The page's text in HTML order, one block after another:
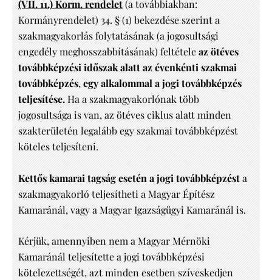
(VII. 11.) Korm. rendelet(a továbbiakban:
Kormányrendelet) 34. § (1) bekezdése szerint a
szakmagyakorlás folytatásának (a jogosultsági
engedély meghosszabbításának) feltételeaz ötéves
továbbképzési időszak alatt az évenkénti szakmai
továbbképzés,egy alkalommal a jogi továbbképzés
teljesítése.Ha a szakmagyakorlónak több
jogosultsága is van, az ötéves ciklus alatt minden
szakterületén legalább egy szakmai továbbképzést
köteles teljesíteni.
Kettős kamarai tagság esetén a jogi továbbképzésta
szakmagyakorló teljesítheti a Magyar Építész
Kamaránál, vagy a Magyar Igazságügyi Kamaránál is.
Kérjük, amennyiben nem a Magyar Mérnöki
Kamaránál teljesítette a jogi továbbképzési
kötelezettségét, azt minden esetben szíveskedjen